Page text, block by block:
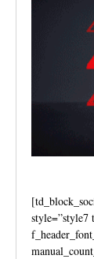
style=”style7